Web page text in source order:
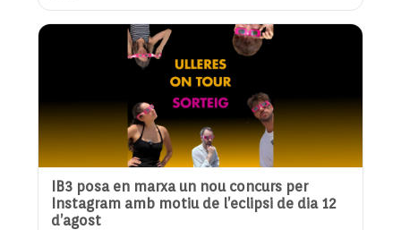
IB3 posa en marxa un nou concurs per
Instagram amb motiu de l’eclipsi de dia 12
d’agost